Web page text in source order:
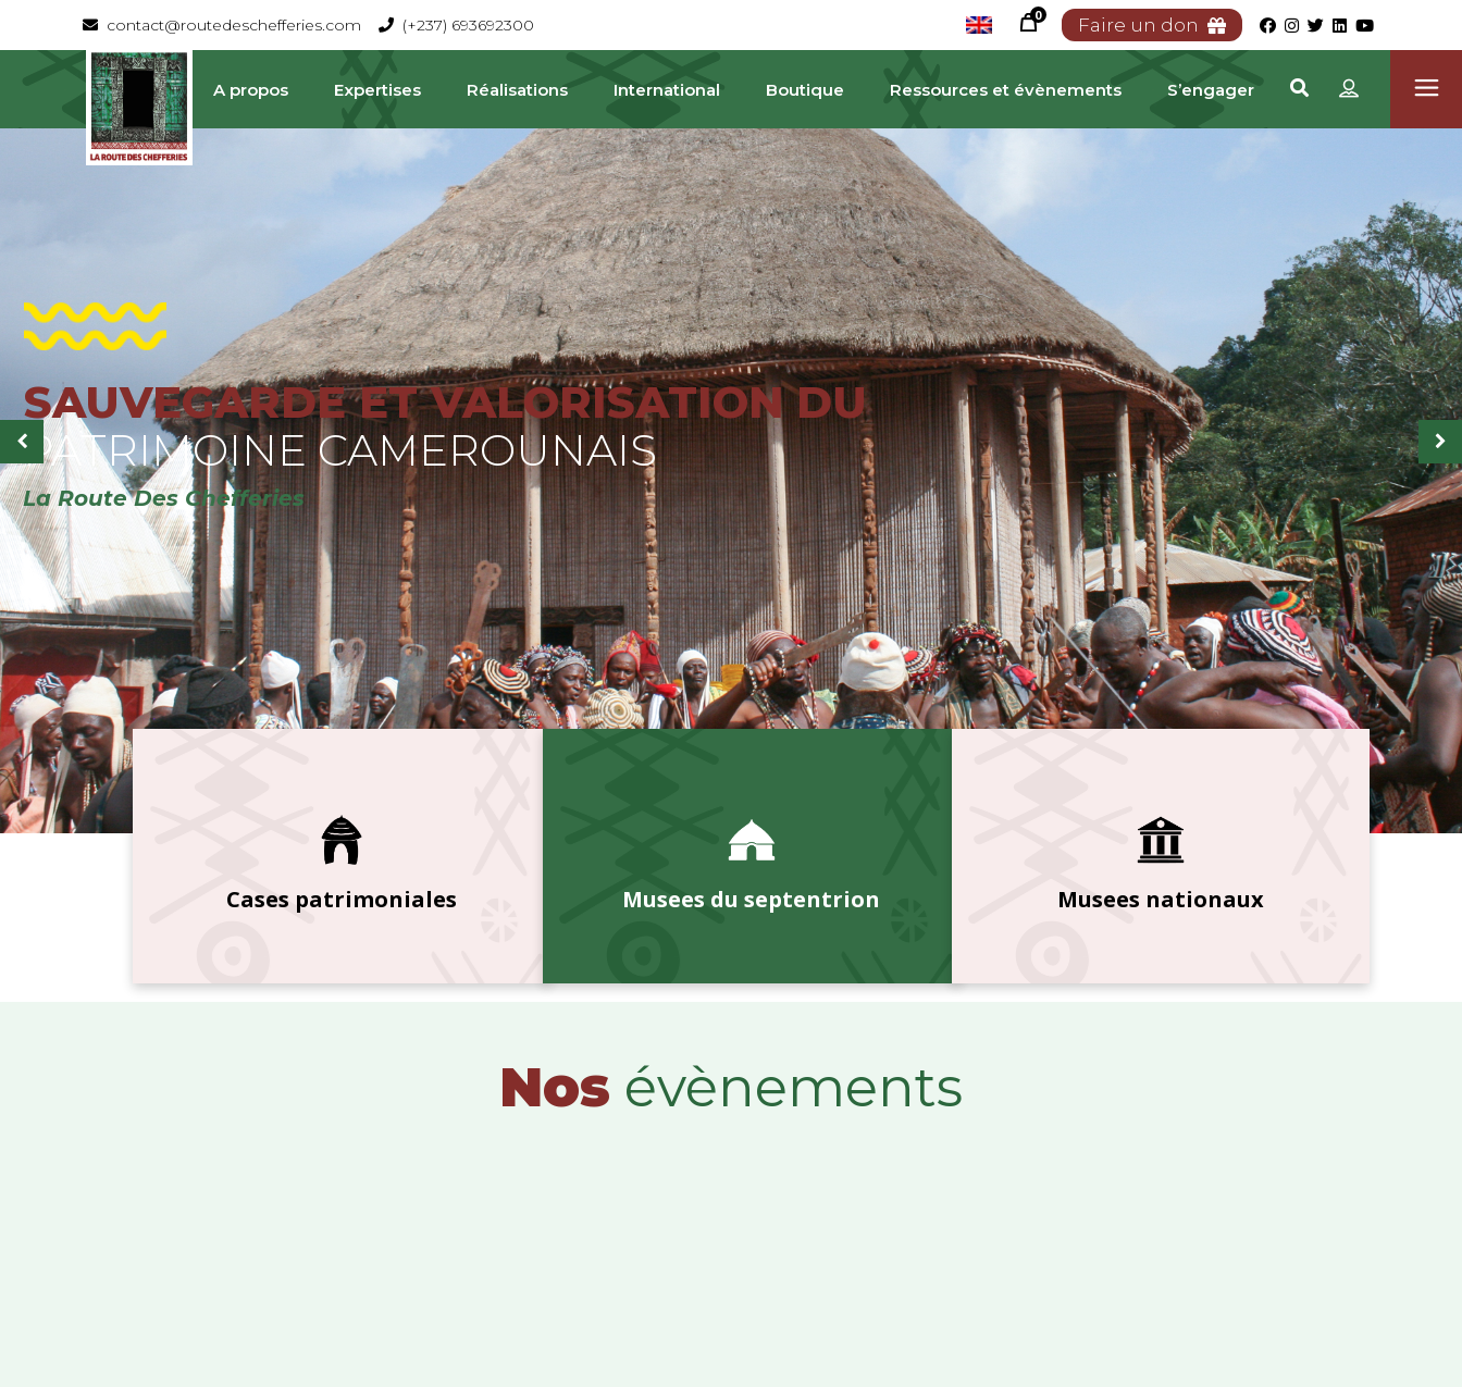
contact@routedeschefferies.com (+237) 693692300
0 Faire un don
A propos Expertises Réalisations International Boutique Ressources et évènements S’engager
SAUVEGARDE ET VALORISATION DU
La Route Des Chefferies
PATRIMOINE
Cases patrimoniales Musees du septentrion Musees nationaux
Nos évènements